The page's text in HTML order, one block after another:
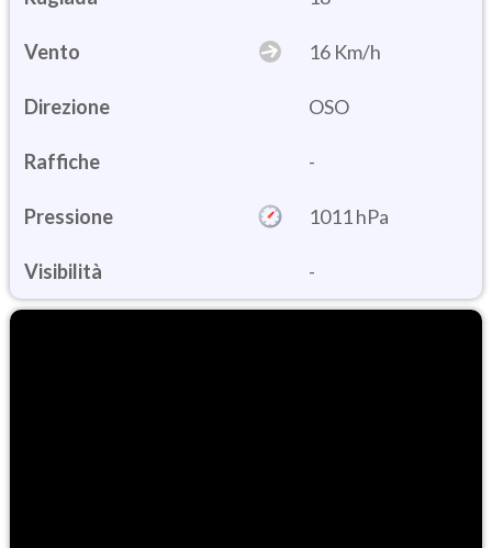
Vento 16 Km/h
Direzione OSO
Raffiche -
Pressione 1011 hPa
Visibilità -